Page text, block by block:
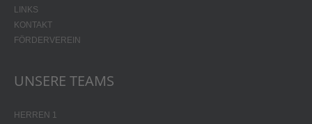
LINKS
KONTAKT
FÖRDERVEREIN
UNSERE TEAMS
HERREN 1